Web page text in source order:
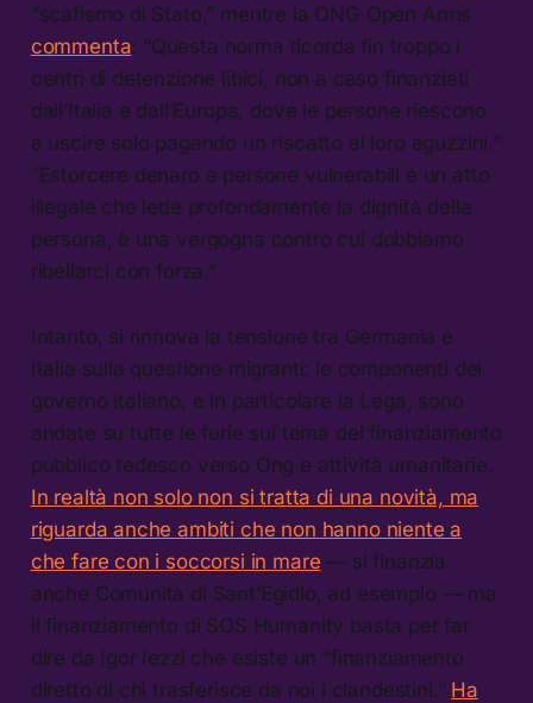
“scafismo di Stato,” mentre la ONG Open Arms
commenta: “Questa norma ricorda fin troppo i
centri di detenzione libici, non a caso finanziati
dall’Italia e dall’Europa, dove le persone riescono
a uscire solo pagando un riscatto ai loro aguzzini.”
“Estorcere denaro a persone vulnerabili è un atto
illegale che lede profondamente la dignità della
persona, è una vergogna contro cui dobbiamo
ribellarci con forza.”
Intanto, si rinnova la tensione tra Germania e
Italia sulla questione migranti: le componenti del
governo italiano, e in particolare la Lega, sono
andate su tutte le furie sul tema del finanziamento
pubblico tedesco verso Ong e attività umanitarie.
In realtà non solo non si tratta di una novità, ma
riguarda anche ambiti che non hanno niente a
che fare con i soccorsi in mare — si finanzia
anche Comunità di Sant’Egidio, ad esempio — ma
il finanziamento di SOS Humanity basta per far
dire da Igor Iezzi che esiste un “finanziamento
diretto di chi trasferisce da noi i clandestini.” Ha